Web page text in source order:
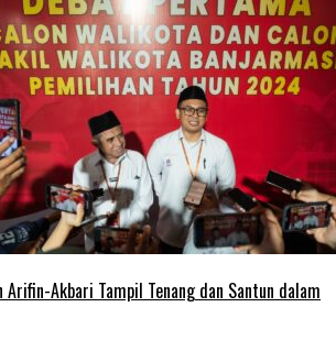
Arifin-Akbari Tampil Tenang dan Santun dalam